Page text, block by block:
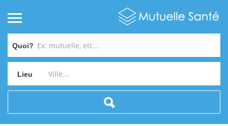
Quoi?
Lieu